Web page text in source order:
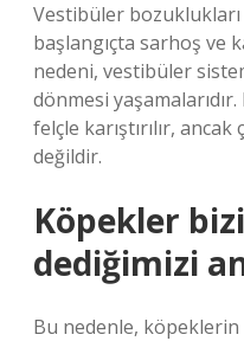
Vestibüler
başlangıçta sarhoş ve
nedeni, vestibüler
dönmesi
felçle karıştırılır,
değildir.
Köpekler
dediğimizi
Bu nedenle, köpeklerin